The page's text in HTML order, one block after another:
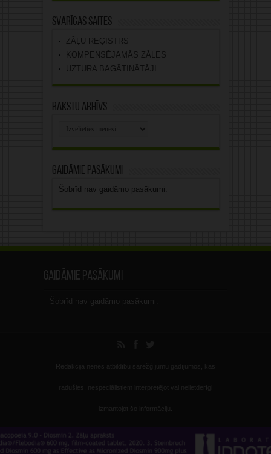
Svarīgas saites
ZĀĻU REĢISTRS
KOMPENSĒJAMĀS ZĀLES
UZTURA BAGĀTINĀTĀJI
Rakstu arhīvs
Gaidāmie pasākumi
Šobrīd nav gaidāmo pasākumi.
Gaidāmie pasākumi
Šobrīd nav gaidāmo pasākumi.
Redakcija nenes atbildību sarežģījumu gadījumos, kas